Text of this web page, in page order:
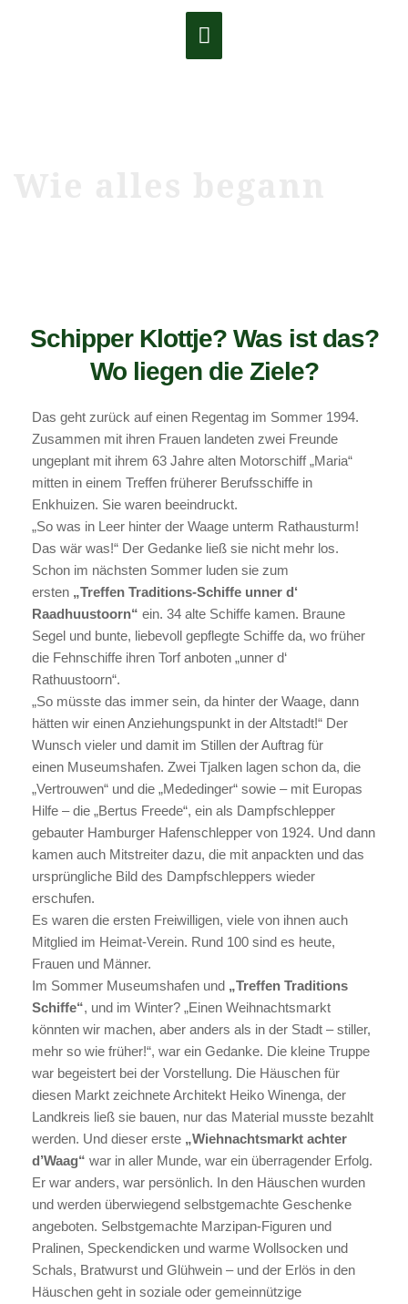
Hauptmenü
Schipper Klottje? Was ist das?
Wo liegen die Ziele?
Das geht zurück auf einen Regentag im Sommer 1994.
Zusammen mit ihren Frauen landeten zwei Freunde
ungeplant mit ihrem 63 Jahre alten Motorschiff „Maria“
mitten in einem Treffen früherer Berufsschiffe in
Enkhuizen. Sie waren beeindruckt.
„So was in Leer hinter der Waage unterm Rathausturm!
Das wär was!“ Der Gedanke ließ sie nicht mehr los.
Schon im nächsten Sommer luden sie zum
ersten „Treffen Traditions-Schiffe unner d‘
Raadhuustoorn“ ein. 34 alte Schiffe kamen. Braune
Segel und bunte, liebevoll gepflegte Schiffe da, wo früher
die Fehnschiffe ihren Torf anboten „unner d‘
Rathuustoorn“.
„So müsste das immer sein, da hinter der Waage, dann
hätten wir einen Anziehungspunkt in der Altstadt!“ Der
Wunsch vieler und damit im Stillen der Auftrag für
einen Museumshafen. Zwei Tjalken lagen schon da, die
„Vertrouwen“ und die „Mededinger“ sowie – mit Europas
Hilfe – die „Bertus Freede“, ein als Dampfschlepper
gebauter Hamburger Hafenschlepper von 1924. Und dann
kamen auch Mitstreiter dazu, die mit anpackten und das
ursprüngliche Bild des Dampfschleppers wieder
erschufen.
Es waren die ersten Freiwilligen, viele von ihnen auch
Mitglied im Heimat-Verein. Rund 100 sind es heute,
Frauen und Männer.
Im Sommer Museumshafen und „Treffen Traditions
Schiffe“, und im Winter? „Einen Weihnachtsmarkt
könnten wir machen, aber anders als in der Stadt – stiller,
mehr so wie früher!“, war ein Gedanke. Die kleine Truppe
war begeistert bei der Vorstellung. Die Häuschen für
diesen Markt zeichnete Architekt Heiko Winenga, der
Landkreis ließ sie bauen, nur das Material musste bezahlt
werden. Und dieser erste „Wiehnachtsmarkt achter
d’Waag“ war in aller Munde, war ein überragender Erfolg.
Er war anders, war persönlich. In den Häuschen wurden
und werden überwiegend selbstgemachte Geschenke
angeboten. Selbstgemachte Marzipan-Figuren und
Pralinen, Speckendicken und warme Wollsocken und
Schals, Bratwurst und Glühwein – und der Erlös in den
Häuschen geht in soziale oder gemeinnützige